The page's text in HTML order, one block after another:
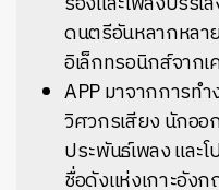
ดนตรีอันหลากหลา
อิเล็กทรอนิกส์จากเ
APP มาจากการท
วิศวกรเสียง นักอ
ประพันธ์เพลง และ
ชื่อดังแห่งเกาะอัง